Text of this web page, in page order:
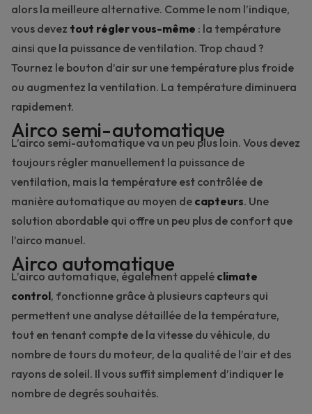
alors la meilleure alternative. Comme le nom l’indique,
vous devez tout régler vous-même : la température
ainsi que la puissance de ventilation. Trop chaud ?
Tournez le bouton d’air sur une température plus froide
ou augmentez la ventilation. La température diminuera
rapidement.
Airco semi-automatique
L’airco semi-automatique va un peu plus loin. Vous devez
toujours régler manuellement la puissance de
ventilation, mais la température est contrôlée de
manière automatique au moyen de capteurs. Une
solution abordable qui offre un peu plus de confort que
l’airco manuel.
Airco automatique
L’airco automatique, également appelé climate
control, fonctionne grâce à plusieurs capteurs qui
permettent une analyse détaillée de la température,
tout en tenant compte de la vitesse du véhicule, du
nombre de tours du moteur, de la qualité de l’air et des
rayons de soleil. Il vous suffit simplement d’indiquer le
nombre de degrés souhaités.